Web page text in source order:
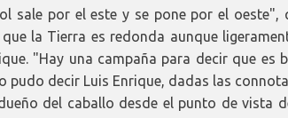
sale por el este y se pone por el oeste",
la Tierra es redonda aunque
"Hay una campaña para decir que es
pudo decir Luis Enrique, dadas las
del caballo desde el punto de vista